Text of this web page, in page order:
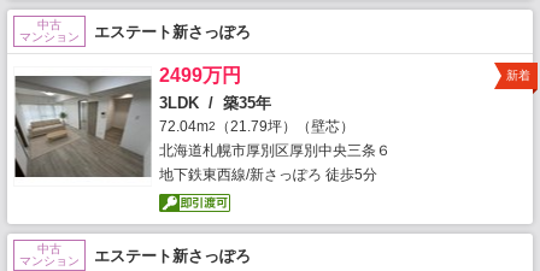
中古
マンション
エステート新さっぽろ
2499万円
3LDK / 築35年
72.04m2
（21.79坪）（壁芯）
北海道札幌市厚別区厚別中央三条６
地下鉄東西線/新さっぽろ 徒歩5分
新着
中古
マンション
エステート新さっぽろ